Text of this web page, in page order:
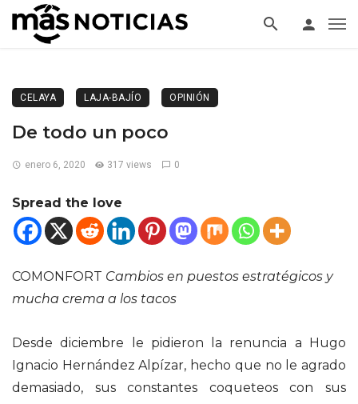
CELAYA LAJA-BAJÍO OPINIÓN
De todo un poco
enero 6, 2020 317 views 0
Spread the love
COMONFORT Cambios en puestos estratégicos y
mucha crema a los tacos
Desde diciembre le pidieron la renuncia a Hugo
Ignacio Hernández Alpízar, hecho que no le agrado
demasiado, sus constantes coqueteos con sus